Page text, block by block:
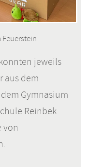
Feuerstein
jeweils
aus dem
Gymnasium
Reinbek
von